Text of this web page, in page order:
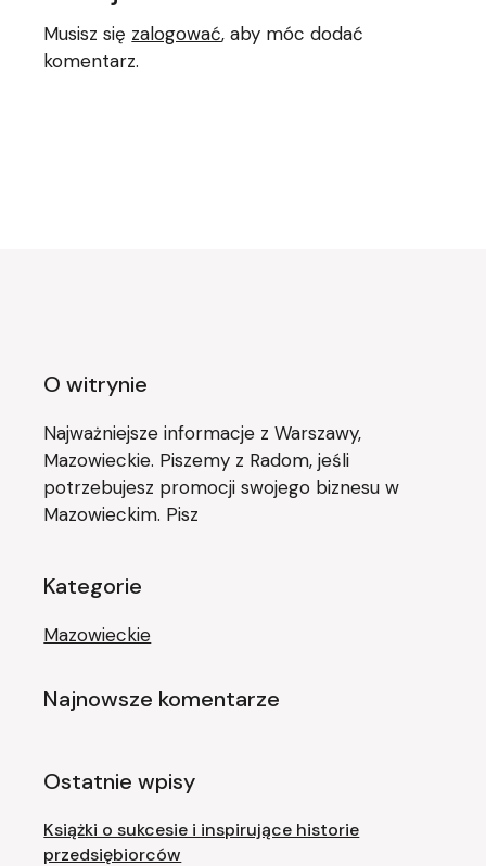
Musisz się zalogować, aby móc dodać
komentarz.
O witrynie
Najważniejsze informacje z Warszawy,
Mazowieckie. Piszemy z Radom, jeśli
potrzebujesz promocji swojego biznesu w
Mazowieckim. Pisz
Kategorie
Mazowieckie
Najnowsze komentarze
Ostatnie wpisy
Książki o sukcesie i inspirujące historie
przedsiębiorców